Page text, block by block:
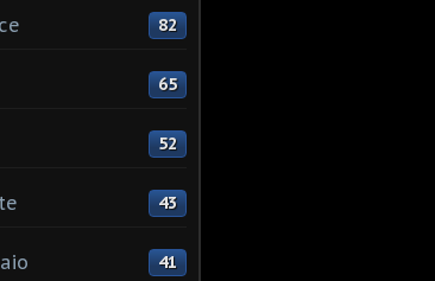
82
65
52
43
41